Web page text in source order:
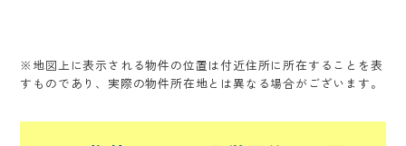
※地図上に表示される物件の位置は付近住所に所在することを表
すものであり、実際の物件所在地とは異なる場合がございます。